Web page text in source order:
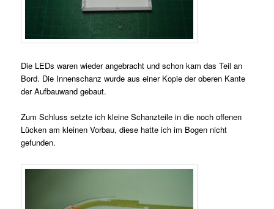
Die LEDs waren wieder angebracht und schon kam das Teil an
Bord. Die Innenschanz wurde aus einer Kopie der oberen Kante
der Aufbauwand gebaut.
Zum Schluss setzte ich kleine Schanzteile in die noch offenen
Lücken am kleinen Vorbau, diese hatte ich im Bogen nicht
gefunden.